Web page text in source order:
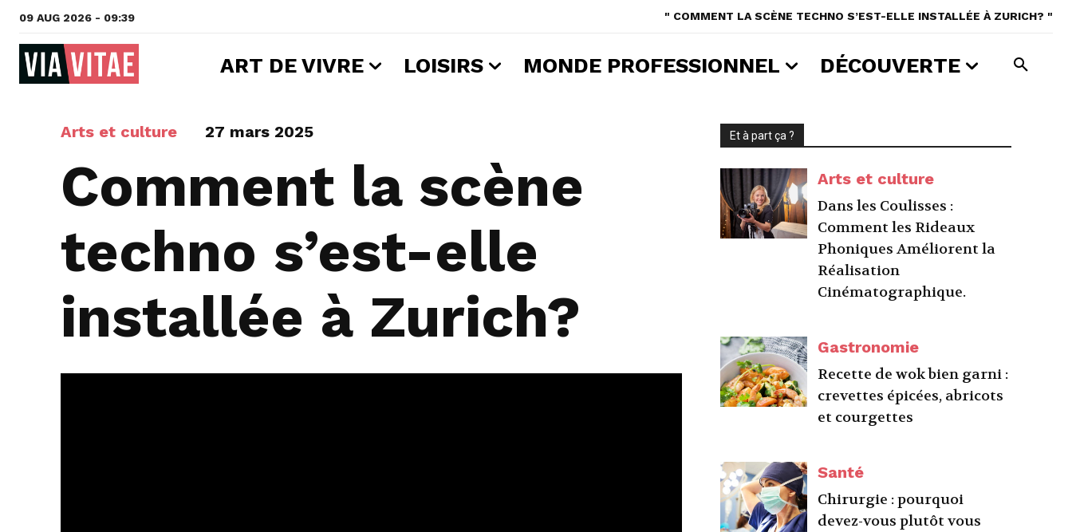
09 AUG 2026 - 09:39 " COMMENT LA SCÈNE TECHNO S’EST-ELLE INSTALLÉE À ZURICH? "
ART DE VIVRE LOISIRS MONDE PROFESSIONNEL DÉCOUVERTE
Arts et culture 27 mars 2025
Comment la scène
techno s’est-elle
installée à Zurich?
Et à part ça ?
Arts et culture
Dans les Coulisses :
Comment les Rideaux
Phoniques Améliorent la
Réalisation
Cinématographique.
Gastronomie
Recette de wok bien garni :
crevettes épicées, abricots
et courgettes
Santé
Chirurgie : pourquoi
devez-vous plutôt vous